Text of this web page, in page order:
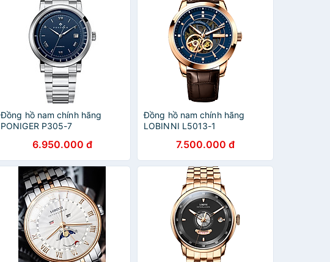
Đồng hồ nam chính hãng
PONIGER P305-7
6.950.000 đ
Đồng hồ nam chính hãng
LOBINNI L5013-1
7.500.000 đ